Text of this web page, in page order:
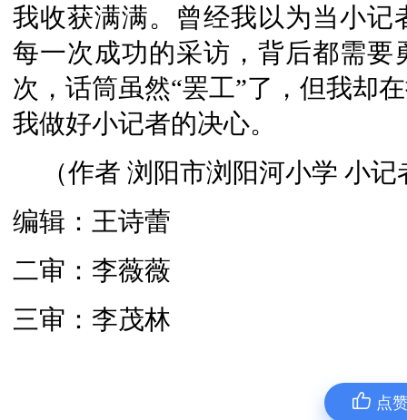
我收获满满。曾经我以为当小
每一次成功的采访，背后都需
次，话筒虽然“罢工”了，但我却
我做好小记者的决心。
（作者 浏阳市浏阳河小学 小
编辑：王诗蕾
二审：李薇薇
三审：李茂林
点